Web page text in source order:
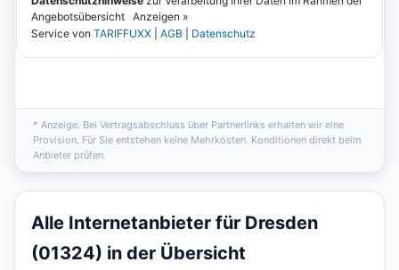
* Anzeige. Bei Vertragsabschluss über Partnerlinks erhalten wir eine
Provision. Für Sie entstehen keine Mehrkosten. Konditionen direkt beim
Anbieter prüfen.
Alle Internetanbieter für Dresden
(01324) in der Übersicht